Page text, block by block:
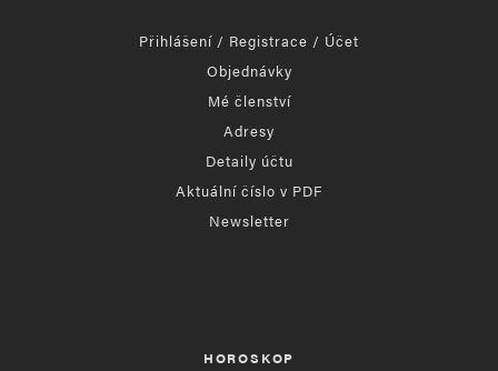
Přihlášení / Registrace / Účet
Objednávky
Mé členství
Adresy
Detaily účtu
Aktuální číslo v PDF
Newsletter
HOROSKOP